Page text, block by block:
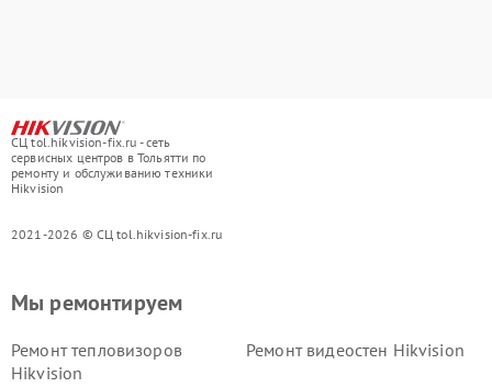
СЦ tol.hikvision-fix.ru - сеть
сервисных центров в Тольятти по
ремонту и обслуживанию техники
Hikvision
2021-2026 © СЦ tol.hikvision-fix.ru
Мы ремонтируем
Ремонт тепловизоров
Hikvision
Ремонт видеостен Hikvision